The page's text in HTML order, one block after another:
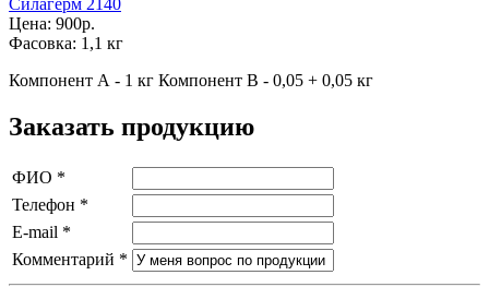
Силагерм 2140
Цена: 900р.
Фасовка: 1,1 кг
Компонент А - 1 кг Компонент В - 0,05 + 0,05 кг
Заказать продукцию
ФИО *
Телефон *
E-mail *
Комментарий *